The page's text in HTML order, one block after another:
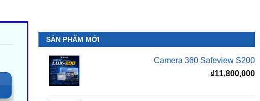
SẢN PHẨM MỚI
Camera 360 Safeview S200
₫11,800,000